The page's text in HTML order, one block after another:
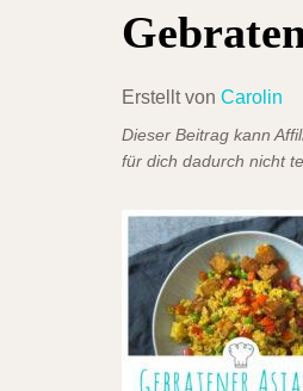
Erstellt von Carolin
Dieser Beitrag kann
für dich dadurch nicht